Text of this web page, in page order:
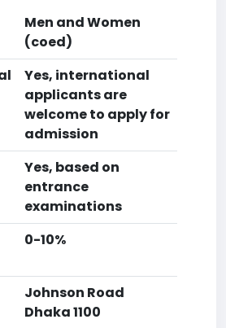
Men and Women
(coed)
Yes, international
applicants are
welcome to apply for
admission
Yes, based on
entrance
examinations
0-10%
Johnson Road
Dhaka 1100